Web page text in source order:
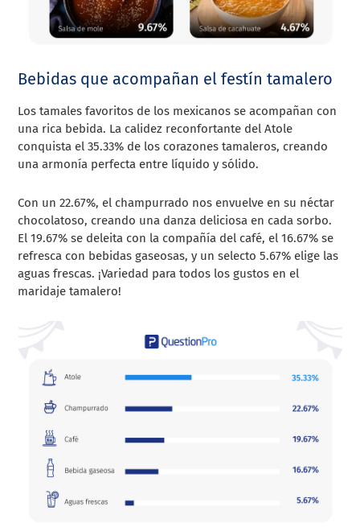
Bebidas que acompañan el festín tamalero
Los tamales favoritos de los mexicanos se acompañan con
una rica bebida. La calidez reconfortante del Atole
conquista el 35.33% de los corazones tamaleros, creando
una armonía perfecta entre líquido y sólido.
Con un 22.67%, el champurrado nos envuelve en su néctar
chocolatoso, creando una danza deliciosa en cada sorbo.
El 19.67% se deleita con la compañía del café, el 16.67% se
refresca con bebidas gaseosas, y un selecto 5.67% elige las
aguas frescas. ¡Variedad para todos los gustos en el
maridaje tamalero!